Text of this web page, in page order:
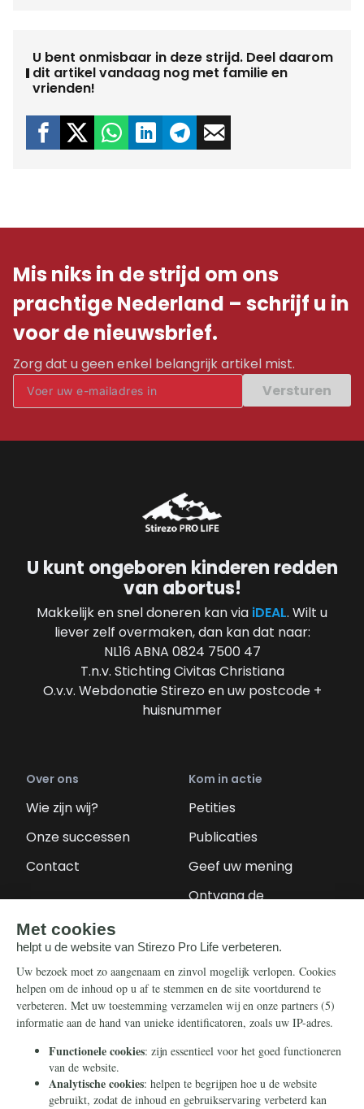
U bent onmisbaar in deze strijd. Deel daarom
dit artikel vandaag nog met familie en
vrienden!
Mis niks in de strijd om ons
prachtige Nederland – schrijf u in
voor de nieuwsbrief.
Zorg dat u geen enkel belangrijk artikel mist.
Versturen
U kunt ongeboren kinderen redden
van abortus!
Makkelijk en snel doneren kan via iDEAL. Wilt u
liever zelf overmaken, dan kan dat naar:
NL16 ABNA 0824 7500 47
T.n.v. Stichting Civitas Christiana
O.v.v. Webdonatie Stirezo en uw postcode +
huisnummer
Over ons
Wie zijn wij?
Onze successen
Contact
Kom in actie
Petities
Publicaties
Geef uw mening
Ontvang de
Steun ons
Nieuwsbrief
Eenmalig
Maandelijks
Periodiek
Info
Contact
Ontvang onze
Telegram-berichten